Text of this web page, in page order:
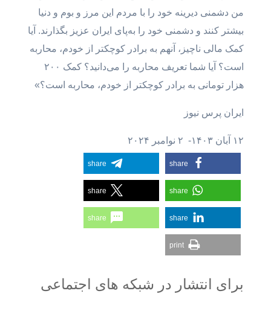
من دشمنی دیرینه خود را با مردم این مرز و بوم و دنیا
بیشتر کنند و دشمنی خود را به‌پای ایران عزیز بگذارند. آیا
کمک مالی ناچیز، آنهم به برادر کوچکتر از خودم، محاربه
است؟ آیا شما تعریف محاربه را می‌دانید؟ کمک ۲۰۰
هزار تومانی به برادر کوچکتر از خودم، محاربه است؟»
ایران پرس نیوز
۱۲ آبان ۱۴۰۳- ۲ نوامبر ۲۰۲۴
share
share
share
share
share
share
print
برای انتشار در شبکه های اجتماعی